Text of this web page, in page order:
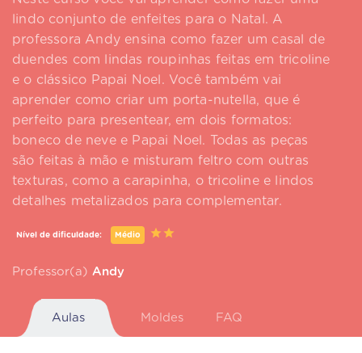
lindo conjunto de enfeites para o Natal. A
professora Andy ensina como fazer um casal de
duendes com lindas roupinhas feitas em tricoline
e o clássico Papai Noel. Você também vai
aprender como criar um porta-nutella, que é
perfeito para presentear, em dois formatos:
boneco de neve e Papai Noel. Todas as peças
são feitas à mão e misturam feltro com outras
texturas, como a carapinha, o tricoline e lindos
detalhes metalizados para complementar.
Nível de dificuldade: Médio
Professor(a) Andy
Aulas Moldes FAQ